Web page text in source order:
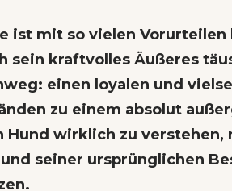
ist mit so vielen
sein kraftvolles Äußeres
einen loyalen und
zu einem absolut
Hund wirklich zu verstehen,
seiner ursprünglichen